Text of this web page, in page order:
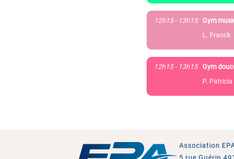
12h15 - 13h15
Gym
L. Franck
12h15 - 13h15
Gym
P. Patricia
Association